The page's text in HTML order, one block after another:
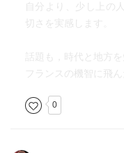
自分より、少し上の
切さを実感します。
話題も，時代と地方を
フランスの機智に飛ん
0